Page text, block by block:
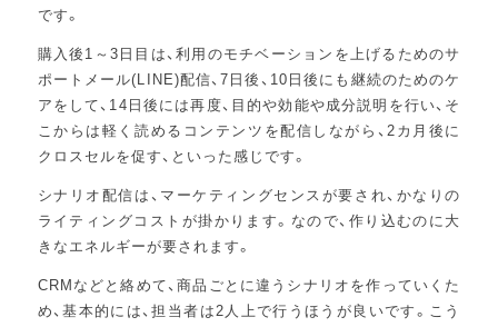
です。
購入後1～3日目は、利用のモチベーションを上げるためのサ
ポートメール(LINE)配信、7日後、10日後にも継続のためのケ
アをして、14日後には再度、目的や効能や成分説明を行い、そ
こからは軽く読めるコンテンツを配信しながら、2カ月後に
クロスセルを促す、といった感じです。
シナリオ配信は、マーケティングセンスが要され、かなりの
ライティングコストが掛かります。なので、作り込むのに大
きなエネルギーが要されます。
CRMなどと絡めて、商品ごとに違うシナリオを作っていくた
め、基本的には、担当者は2人上で行うほうが良いです。こう